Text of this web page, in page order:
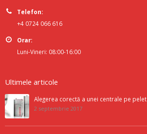
Telefon:
+4 0724 066 616
Orar:
Luni-Vineri: 08:00-16:00
Ultimele articole
Alegerea corectă a unei centrale pe pelet
2 septembrie 2017